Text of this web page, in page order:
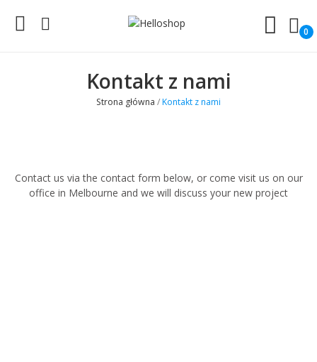
0
Kontakt z nami
Strona główna Kontakt z nami
Contact us via the contact form below, or come visit us on our
office in Melbourne and we will discuss your new project